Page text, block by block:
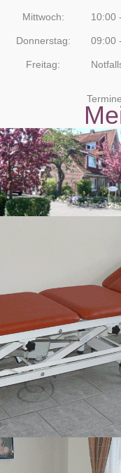
Mittwoch: 10:00
Donnerstag: 09:00
Freitag: